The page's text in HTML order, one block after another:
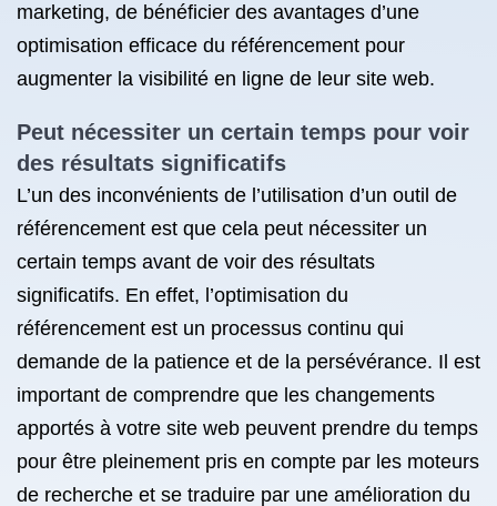
marketing, de bénéficier des avantages d’une
optimisation efficace du référencement pour
augmenter la visibilité en ligne de leur site web.
Peut nécessiter un certain temps pour voir
des résultats significatifs
L’un des inconvénients de l’utilisation d’un outil de
référencement est que cela peut nécessiter un
certain temps avant de voir des résultats
significatifs. En effet, l’optimisation du
référencement est un processus continu qui
demande de la patience et de la persévérance. Il est
important de comprendre que les changements
apportés à votre site web peuvent prendre du temps
pour être pleinement pris en compte par les moteurs
de recherche et se traduire par une amélioration du